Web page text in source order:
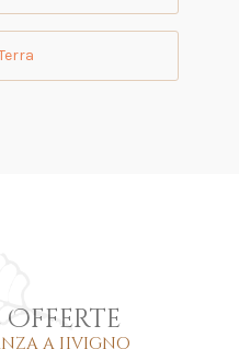
Offerte
a Livigno